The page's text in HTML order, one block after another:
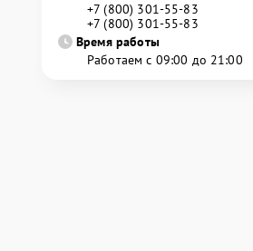
+7 (800) 301-55-83
+7 (800) 301-55-83
Время работы
Работаем с 09:00 до 21:00